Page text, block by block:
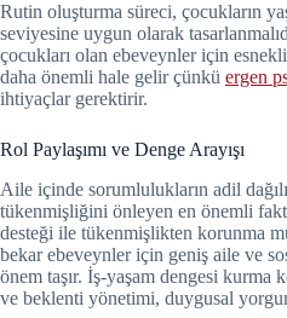
Rutin oluşturma süreci, çocukların
seviyesine uygun olarak
çocukları olan ebeveynler için
daha önemli hale gelir çünkü ergen
ihtiyaçlar gerektirir.
Rol Paylaşımı ve Denge Arayışı
Aile içinde sorumlulukların adil
tükenmişliğini önleyen en önemli
desteği ile tükenmişlikten korunma
bekar ebeveynler için geniş aile ve
önem taşır. İş-yaşam dengesi kurma
ve beklenti yönetimi, duygusal